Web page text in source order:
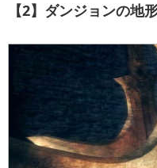
【2】ダンジョンの地